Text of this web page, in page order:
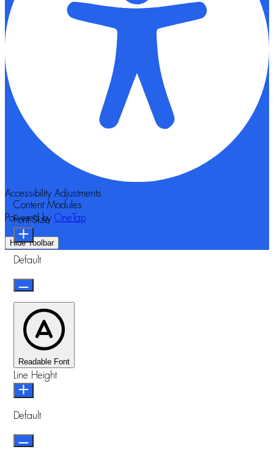
Accessibility Adjustments
Powered by OneTap
Hide Toolbar
Content Modules
Font Size
Default
Readable Font
Line Height
Default